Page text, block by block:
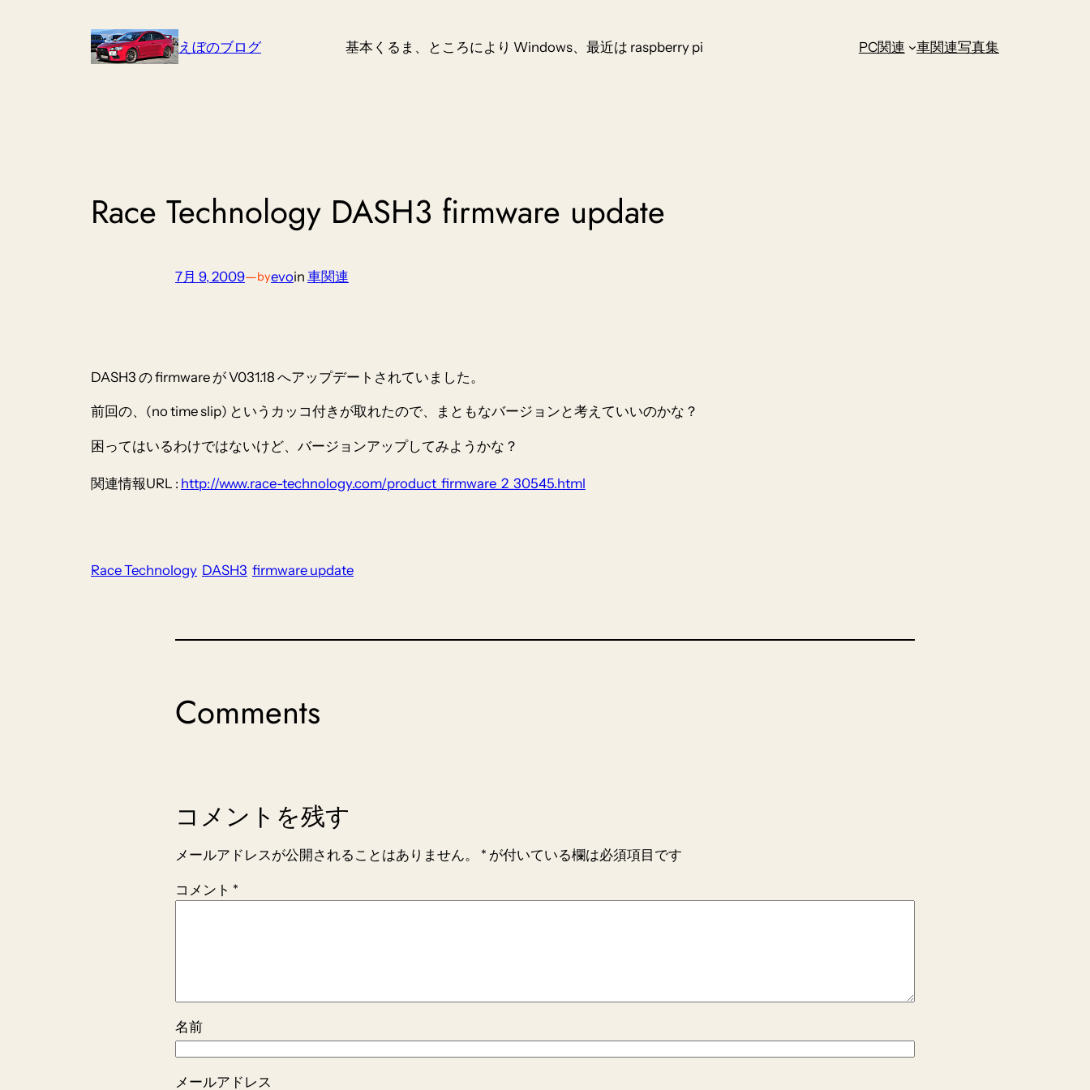
えぼのブログ 基本くるま、ところにより Windows、最近は raspberry pi PC関連 車関連写真集
Race Technology DASH3 firmware update
7月 9, 2009—byevoin 車関連
DASH3 の firmware が V031.18 へアップデートされていました。
前回の、(no time slip) というカッコ付きが取れたので、まともなバージョンと考えていいのかな？
困ってはいるわけではないけど、バージョンアップしてみようかな？
関連情報URL : http://www.race-technology.com/product_firmware_2_30545.html
Race Technology DASH3 firmware update
Comments
コメントを残す
メールアドレスが公開されることはありません。 * が付いている欄は必須項目です
コメント *
名前
メールアドレス